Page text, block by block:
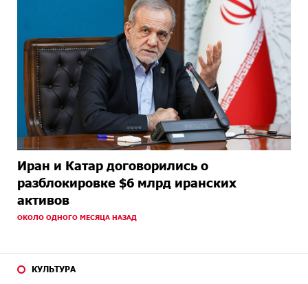
Иран и Катар договорились о
разблокировке $6 млрд иранских
активов
ОКОЛО ОДНОГО МЕСЯЦА НАЗАД
КУЛЬТУРА